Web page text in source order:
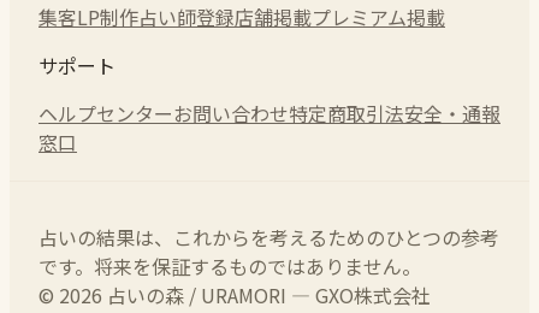
集客LP制作占い師登録店舗掲載プレミアム掲載
サポート
ヘルプセンターお問い合わせ特定商取引法安全・通報
窓口
占いの結果は、これからを考えるためのひとつの参考
です。将来を保証するものではありません。
© 2026 占いの森 / URAMORI — GXO株式会社